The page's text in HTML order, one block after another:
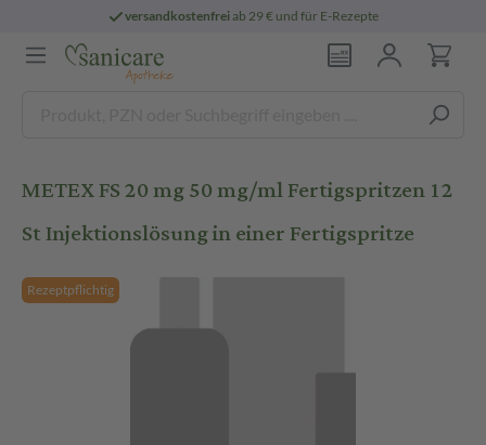
versandkostenfreiab 29 € und für E-Rezepte
METEX FS 20 mg 50 mg/ml Fertigspritzen 12
St Injektionslösung in einer Fertigspritze
Rezeptpflichtig